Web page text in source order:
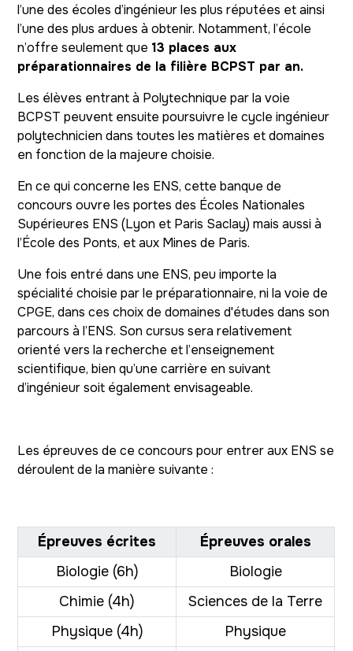
l’une des écoles d’ingénieur les plus réputées et ainsi
l’une des plus ardues à obtenir. Notamment, l’école
n’offre seulement que 13 places aux
préparationnaires de la filière BCPST par an.
Les élèves entrant à Polytechnique par la voie
BCPST peuvent ensuite poursuivre le cycle ingénieur
polytechnicien dans toutes les matières et domaines
en fonction de la majeure choisie.
En ce qui concerne les ENS, cette banque de
concours ouvre les portes des Écoles Nationales
Supérieures ENS (Lyon et Paris Saclay) mais aussi à
l’École des Ponts, et aux Mines de Paris.
Une fois entré dans une ENS, peu importe la
spécialité choisie par le préparationnaire, ni la voie de
CPGE, dans ces choix de domaines d'études dans son
parcours à l’ENS. Son cursus sera relativement
orienté vers la recherche et l’enseignement
scientifique, bien qu’une carrière en suivant
d’ingénieur soit également envisageable.
Les épreuves de ce concours pour entrer aux ENS se
déroulent de la manière suivante :
Épreuves écrites
Épreuves orales
Biologie (6h)
Biologie
Chimie (4h)
Sciences de la Terre
Physique (4h)
Physique